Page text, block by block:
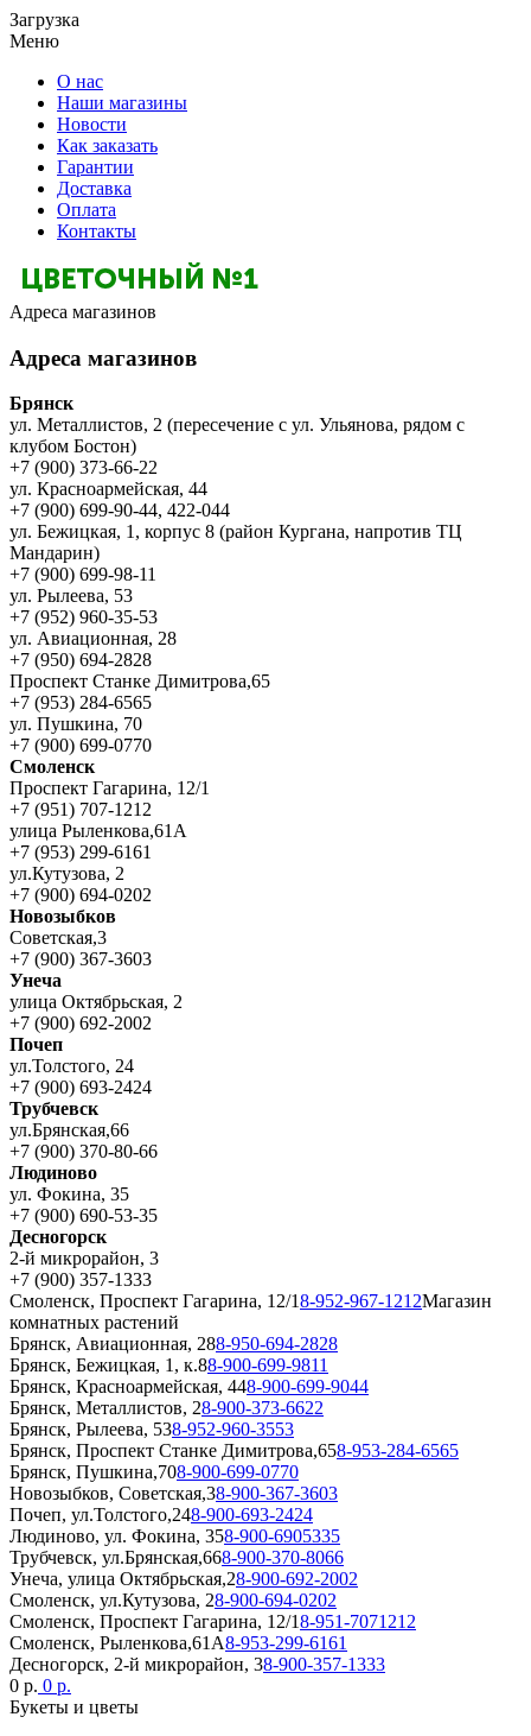
Загрузка
Меню
О нас
Наши магазины
Новости
Как заказать
Гарантии
Доставка
Оплата
Контакты
Адреса магазинов
Адреса магазинов
Брянск
ул. Металлистов, 2 (пересечение с ул. Ульянова, рядом с
клубом Бостон)
+7 (900) 373-66-22
ул. Красноармейская, 44
+7 (900) 699-90-44, 422-044
ул. Бежицкая, 1, корпус 8 (район Кургана, напротив ТЦ
Мандарин)
+7 (900) 699-98-11
ул. Рылеева, 53
+7 (952) 960-35-53
ул. Авиационная, 28
+7 (950) 694-2828
Проспект Станке Димитрова,65
+7 (953) 284-6565
ул. Пушкина, 70
+7 (900) 699-0770
Смоленск
Проспект Гагарина, 12/1
+7 (951) 707-1212
улица Рыленкова,61А
+7 (953) 299-6161
ул.Кутузова, 2
+7 (900) 694-0202
Новозыбков
Советская,3
+7 (900) 367-3603
Унеча
улица Октябрьская, 2
+7 (900) 692-2002
Почеп
ул.Толстого, 24
+7 (900) 693-2424
Трубчевск
ул.Брянская,66
+7 (900) 370-80-66
Людиново
ул. Фокина, 35
+7 (900) 690-53-35
Десногорск
2-й микрорайон, 3
+7 (900) 357-1333
Смоленск, Проспект Гагарина, 12/18-952-967-1212Магазин
комнатных растений
Брянск, Авиационная, 288-950-694-2828
Брянск, Бежицкая, 1, к.88-900-699-9811
Брянск, Красноармейская, 448-900-699-9044
Брянск, Металлистов, 28-900-373-6622
Брянск, Рылеева, 538-952-960-3553
Брянск, Проспект Станке Димитрова,658-953-284-6565
Брянск, Пушкина,708-900-699-0770
Новозыбков, Советская,38-900-367-3603
Почеп, ул.Толстого,248-900-693-2424
Людиново, ул. Фокина, 358-900-6905335
Трубчевск, ул.Брянская,668-900-370-8066
Унеча, улица Октябрьская,28-900-692-2002
Смоленск, ул.Кутузова, 28-900-694-0202
Смоленск, Проспект Гагарина, 12/18-951-7071212
Смоленск, Рыленкова,61А8-953-299-6161
Десногорск, 2-й микрорайон, 38-900-357-1333
0 р. 0 р.
Букеты и цветы